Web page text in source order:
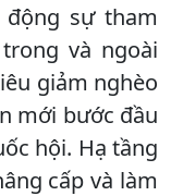
sự tham
và ngoài
giảm nghèo
mới bước đầu
hội. Hạ tầng
cấp và làm